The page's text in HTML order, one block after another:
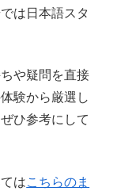
は日本語スタ
や疑問を直接
験から厳選し
ぜひ参考にして
はこちらのま